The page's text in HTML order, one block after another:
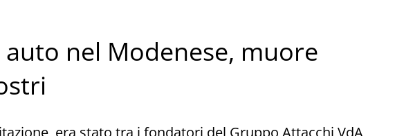
nel Modenese, muore
era stato tra i fondatori del Gruppo Attacchi VdA